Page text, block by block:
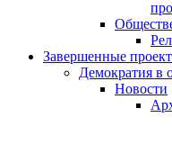
Завершенные
Демократия в
Новости